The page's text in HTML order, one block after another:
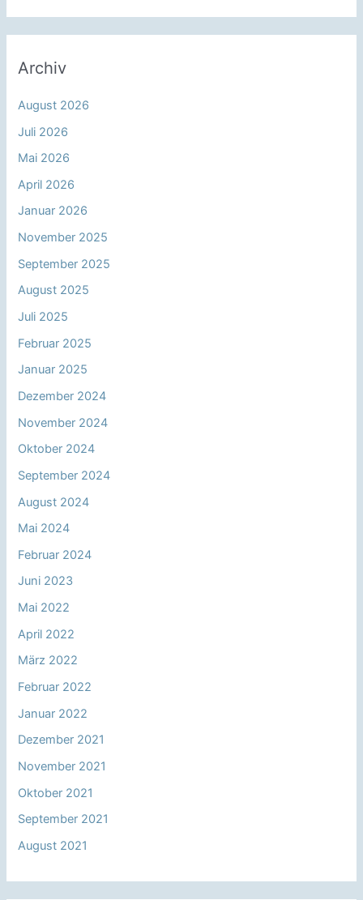
Archiv
August 2026
Juli 2026
Mai 2026
April 2026
Januar 2026
November 2025
September 2025
August 2025
Juli 2025
Februar 2025
Januar 2025
Dezember 2024
November 2024
Oktober 2024
September 2024
August 2024
Mai 2024
Februar 2024
Juni 2023
Mai 2022
April 2022
März 2022
Februar 2022
Januar 2022
Dezember 2021
November 2021
Oktober 2021
September 2021
August 2021